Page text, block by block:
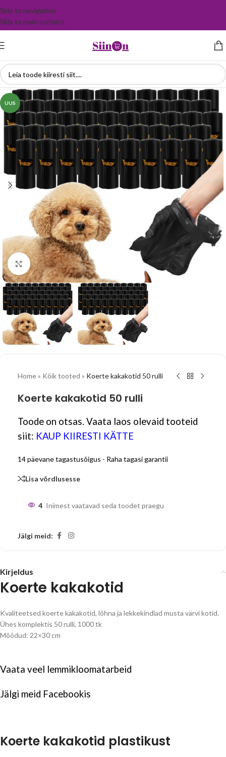
Skip to navigation
Skip to main content
UUS
Vaata suuremalt
Home» Kõik tooted » Koerte kakakotid 50 rulli
Koerte kakakotid 50 rulli
Toode on otsas. Vaata laos olevaid tooteid
siit: KAUP KIIRESTI KÄTTE
14 päevane tagastusõigus - Raha tagasi garantii
Lisa võrdlusesse
4 Inimest vaatavad seda toodet praegu
Jälgi meid:
Kirjeldus
Koerte kakakotid
Kvaliteetsed koerte kakakotid, lõhna ja lekkekindlad musta värvi kotid.
Ühes komplektis 50 rulli, 1000 tk
Mõõdud: 22×30 cm
Vaata veel lemmikloomatarbeid
Jälgi meid Facebookis
Koerte kakakotid plastikust